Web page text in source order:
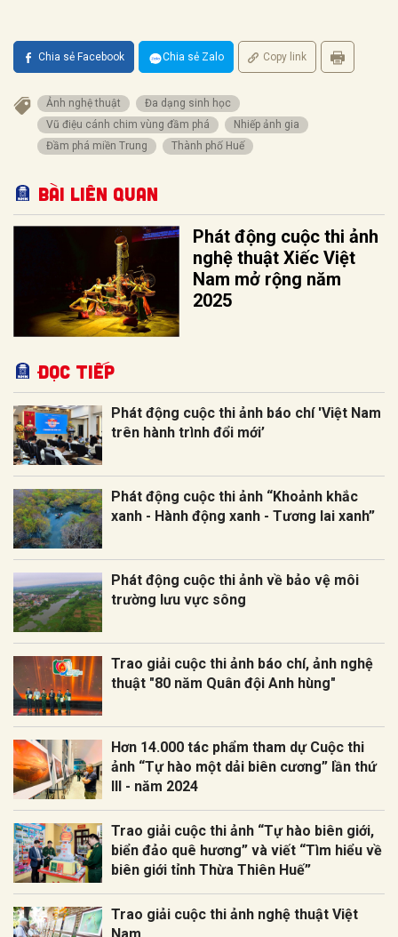
Chia sẻ Facebook Chia sẻ Zalo Copy link
Ảnh nghệ thuật
Đa dạng sinh học
Vũ điệu cánh chim vùng đầm phá
Nhiếp ảnh gia
Đầm phá miền Trung
Thành phố Huế
Bài liên quan
Phát động cuộc thi ảnh
nghệ thuật Xiếc Việt
Nam mở rộng năm
2025
Đọc tiếp
Phát động cuộc thi ảnh báo chí 'Việt Nam
trên hành trình đổi mới’
Phát động cuộc thi ảnh “Khoảnh khắc
xanh - Hành động xanh - Tương lai xanh”
Phát động cuộc thi ảnh về bảo vệ môi
trường lưu vực sông
Trao giải cuộc thi ảnh báo chí, ảnh nghệ
thuật "80 năm Quân đội Anh hùng"
Hơn 14.000 tác phẩm tham dự Cuộc thi
ảnh “Tự hào một dải biên cương” lần thứ
III - năm 2024
Trao giải cuộc thi ảnh “Tự hào biên giới,
biển đảo quê hương” và viết “Tìm hiểu về
biên giới tỉnh Thừa Thiên Huế”
Trao giải cuộc thi ảnh nghệ thuật Việt